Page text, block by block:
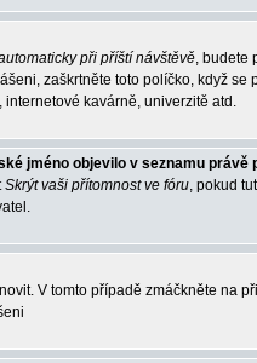
při příští návštěvě, budete
zaškrtněte toto políčko, když
kavárně, univerzitě atd.
jméno objevilo v seznamu právě
Skrýt vaši přítomnost ve fóru, pokud
V tomto případě zmáčkněte na